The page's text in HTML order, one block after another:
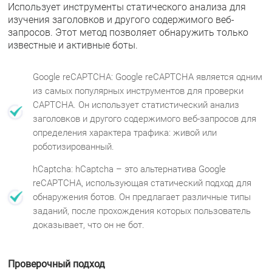
Использует инструменты статического анализа для
изучения заголовков и другого содержимого веб-
запросов. Этот метод позволяет обнаружить только
известные и активные боты.
Google reCAPTCHA: Google reCAPTCHA является одним
из самых популярных инструментов для проверки
CAPTCHA. Он использует статистический анализ
заголовков и другого содержимого веб-запросов для
определения характера трафика: живой или
роботизированный.
hCaptcha: hCaptcha – это альтернатива Google
reCAPTCHA, использующая статический подход для
обнаружения ботов. Он предлагает различные типы
заданий, после прохождения которых пользователь
доказывает, что он не бот.
Проверочный подход